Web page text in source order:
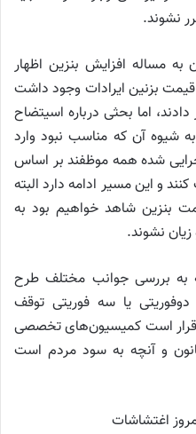
نشوند.
به مساله افزایش بنزین اظهار
بزنین ایرادات وجود داشت
اما بحثی درباره اسیتضاح
شیوه آن که مناسب نبود وارد
شده همه موظفند بر اساس
کنند و این مسیر ادامه دارد البته
بنزین شاهد خواهیم بود به
نشوند.
به بررسی جوانب مختلف طرح
یا سه فوریتی توقف
قرار است کمیسیون‌های تخصصی
و آنچه به سود مردم است